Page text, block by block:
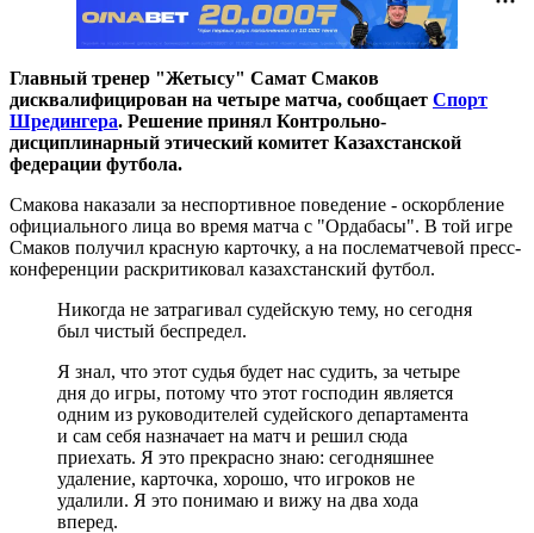
Главный тренер "Жетысу" Самат Смаков
дисквалифицирован на четыре матча, сообщает Спорт
Шредингера. Решение принял Контрольно-
дисциплинарный этический комитет Казахстанской
федерации футбола.
Смакова наказали за неспортивное поведение - оскорбление
официального лица во время матча с "Ордабасы". В той игре
Смаков получил красную карточку, а на послематчевой пресс-
конференции раскритиковал казахстанский футбол.
Никогда не затрагивал судейскую тему, но сегодня
был чистый беспредел.
Я знал, что этот судья будет нас судить, за четыре
дня до игры, потому что этот господин является
одним из руководителей судейского департамента
и сам себя назначает на матч и решил сюда
приехать. Я это прекрасно знаю: сегодняшнее
удаление, карточка, хорошо, что игроков не
удалили. Я это понимаю и вижу на два хода
вперед.